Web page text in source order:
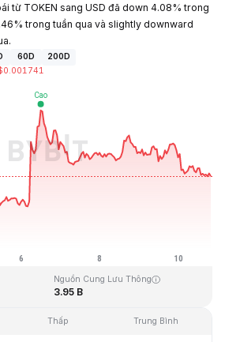
từ TOKEN sang USD đã down 4.08% trong
trong tuần qua và slightly downward
60D
200D
0.001741
10, 19:55 GMT+0
S$0.000050
Nguồn Cung Lưu Thông
3.95 B
Thấp Trung Bình